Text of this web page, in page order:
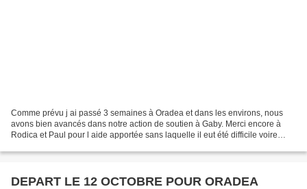
Comme prévu j ai passé 3 semaines à Oradea et dans les environs, nous
avons bien avancés dans notre action de soutien à Gaby. Merci encore à
Rodica et Paul pour l aide apportée sans laquelle il eut été difficile voire
DEPART LE 12 OCTOBRE POUR ORADEA